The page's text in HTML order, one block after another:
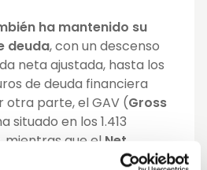
ha mantenido su
deuda, con un descenso
neta ajustada, hasta los
de deuda financiera
otra parte, el GAV (Gross
situado en los 1.413
mientras que el Net
se ha reducido